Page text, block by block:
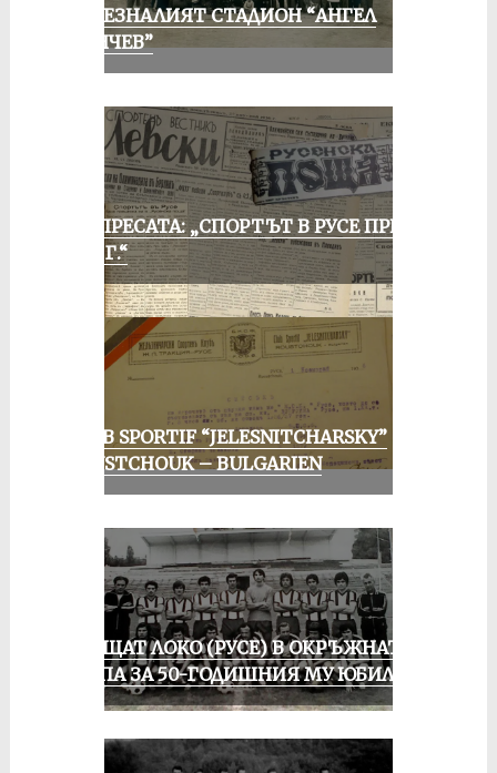
ИЗЧЕЗНАЛИЯТ СТАДИОН “АНГЕЛ
КЪНЧЕВ”
ОТ ПРЕСАТА: „СПОРТЪТ В РУСЕ ПРЕЗ
1935 Г.“
CLUB SPORTIF “JELESNITCHARSKY”
ROUSTCHOUK – BULGARIEN
ПРАЩАТ ЛОКО (РУСЕ) В ОКРЪЖНАТА
ГРУПА ЗА 50-ГОДИШНИЯ МУ ЮБИЛЕЙ